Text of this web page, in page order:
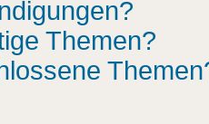
Themen?